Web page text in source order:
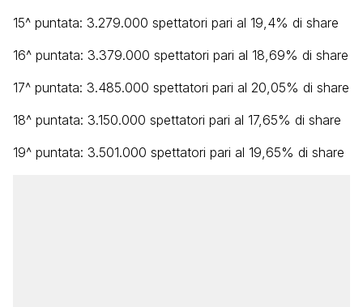
15^ puntata: 3.279.000 spettatori pari al 19,4% di share
16^ puntata: 3.379.000 spettatori pari al 18,69% di share
17^ puntata: 3.485.000 spettatori pari al 20,05% di share
18^ puntata: 3.150.000 spettatori pari al 17,65% di share
19^ puntata: 3.501.000 spettatori pari al 19,65% di share